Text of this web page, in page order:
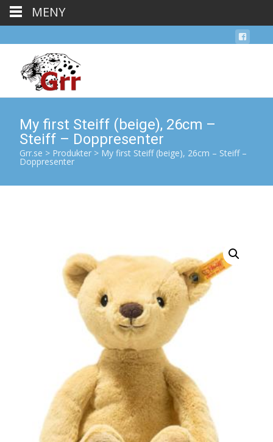
My first Steiff (beige), 26cm –
Steiff – Doppresenter
Grr.se > Produkter > My first Steiff (beige), 26cm – Steiff –
Doppresenter
MENY